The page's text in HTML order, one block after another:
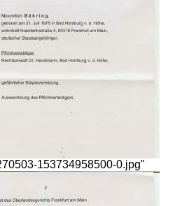
153734958500-0.jpg"